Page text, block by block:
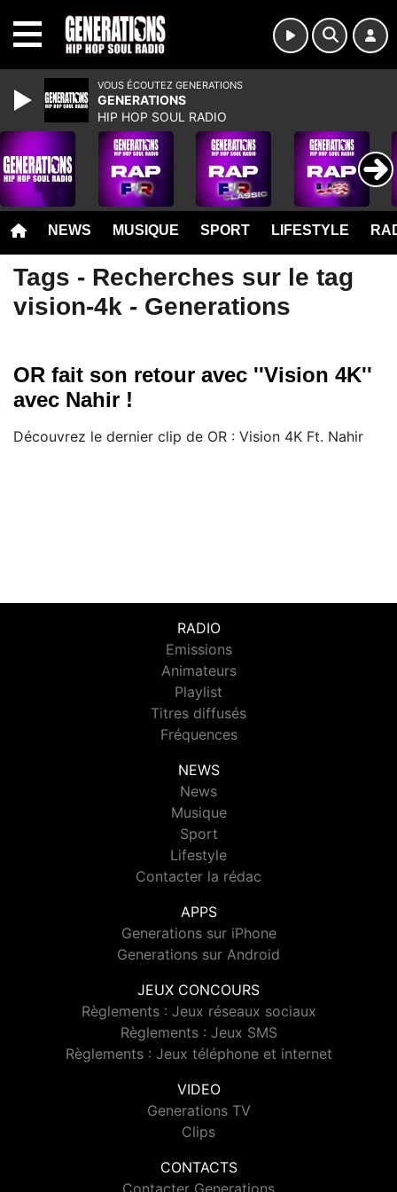
NEWS MUSIQUE SPORT LIFESTYLE
Tags - Recherches sur le tag
vision-4k - Generations
OR fait son retour avec ''Vision 4K''
avec Nahir !
Découvrez le dernier clip de OR : Vision 4K Ft. Nahir
RADIO
Emissions
Animateurs
Playlist
Titres diffusés
Fréquences
NEWS
News
Musique
Sport
Lifestyle
Contacter la rédac
APPS
Generations sur iPhone
Generations sur Android
JEUX CONCOURS
Règlements : Jeux réseaux sociaux
Règlements : Jeux SMS
Règlements : Jeux téléphone et internet
VIDEO
Generations TV
Clips
CONTACTS
VOUS ÉCOUTEZ GENERATIONS
GENERATIONS
HIP HOP SOUL RADIO